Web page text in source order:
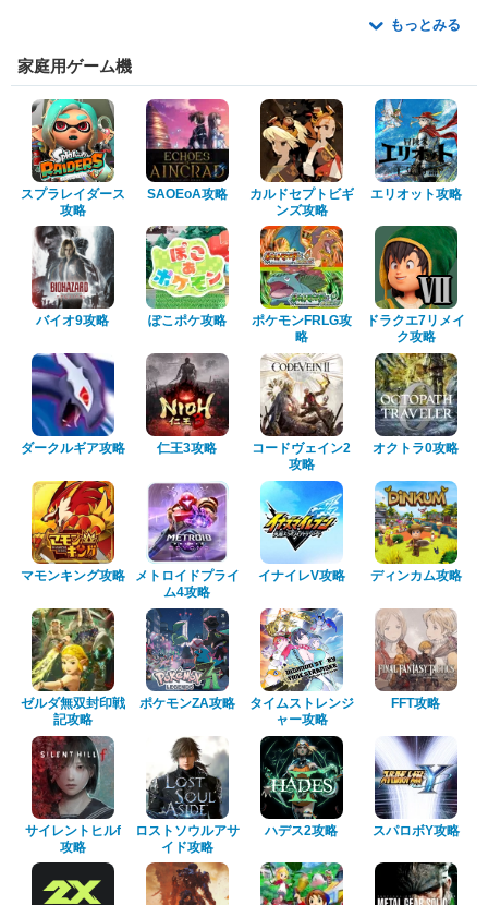
もっとみる
家庭用ゲーム機
スプラレイダース
攻略
SAOEoA攻略
カルドセプトビギ
ンズ攻略
エリオット攻略
バイオ9攻略 ぽこポケ攻略
ポケモンFRLG攻
略
ドラクエ7リメイ
ク攻略
ダークルギア攻略 仁王3攻略
コードヴェイン2
攻略
オクトラ0攻略
マモンキング攻略
メトロイドプライ
ム4攻略
イナイレV攻略 ディンカム攻略
ゼルダ無双封印戦
記攻略
ポケモンZA攻略
タイムストレンジ
ャー攻略
FFT攻略
サイレントヒルf
攻略
ロストソウルアサ
イド攻略
ハデス2攻略 スパロボY攻略